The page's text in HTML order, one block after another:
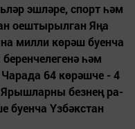
эш­лә­ре, спорт һәм
оеш­ты­рыл­ган Яңа
мил­ли кө­рәш бу­ен­ча
һәм
64 кө­рәш­че - 4
Ярыш­лар­ны без­нең ра­
бу­ен­ча Үз­бәкс­тан